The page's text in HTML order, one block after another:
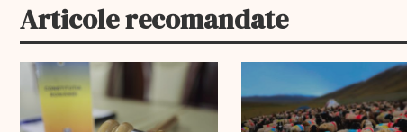
Articole recomandate
EXCLUSIV